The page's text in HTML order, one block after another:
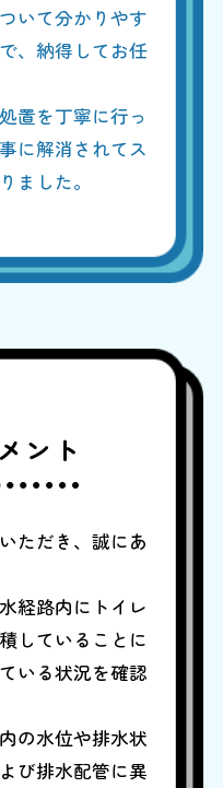
いて分かりやす
、納得してお任
置を丁寧に行っ
に解消されてス
ました。
ント
ただき、誠にあ
経路内にトイレ
していることに
いる状況を確認
の水位や排水状
び排水配管に異